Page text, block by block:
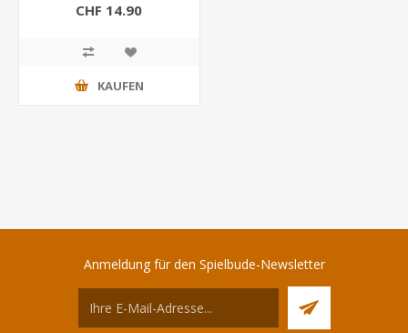
CHF 14.90
KAUFEN
Anmeldung für den Spielbude-Newsletter